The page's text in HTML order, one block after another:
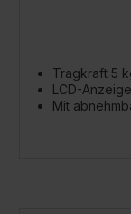
Tragkraft 5
LCD-
Mit